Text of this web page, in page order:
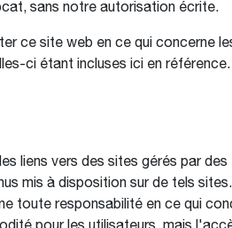
sans notre autorisation écrite.
ce site web en ce qui concerne
ci étant incluses ici en référence.
liens vers des sites gérés par
mis à disposition sur de tels
toute responsabilité en ce qui